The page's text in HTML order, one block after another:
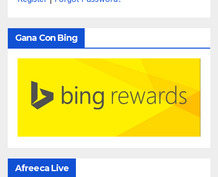
Gana Con Bing
Afreeca Live